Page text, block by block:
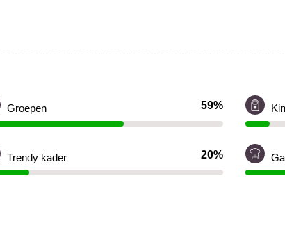
Groepen 59%
Trendy kader 20%